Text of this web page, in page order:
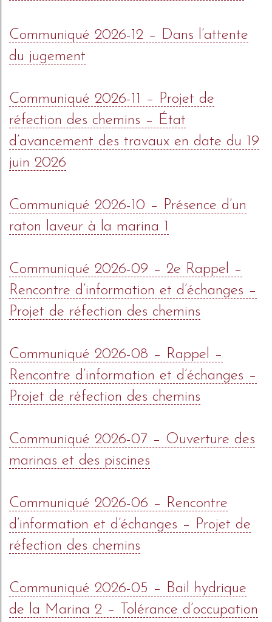
Communiqué 2026-12 – Dans l’attente
du jugement
Communiqué 2026-11 – Projet de
réfection des chemins – État
d’avancement des travaux en date du 19
juin 2026
Communiqué 2026-10 – Présence d’un
raton laveur à la marina 1
Communiqué 2026-09 – 2e Rappel –
Rencontre d’information et d’échanges –
Projet de réfection des chemins
Communiqué 2026-08 – Rappel –
Rencontre d’information et d’échanges –
Projet de réfection des chemins
Communiqué 2026-07 – Ouverture des
marinas et des piscines
Communiqué 2026-06 – Rencontre
d’information et d’échanges – Projet de
réfection des chemins
Communiqué 2026-05 – Bail hydrique
de la Marina 2 – Tolérance d’occupation